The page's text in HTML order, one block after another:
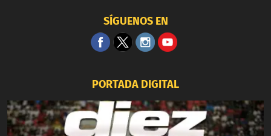
SÍGUENOS EN
PORTADA DIGITAL